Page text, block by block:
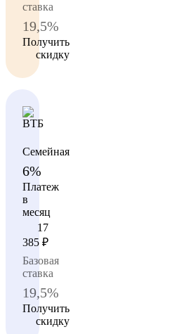
ставка
19,5%
Получить
скидку
Семейная
6%
Платеж
в
месяц
17
385 ₽
Базовая
ставка
19,5%
Получить
скидку